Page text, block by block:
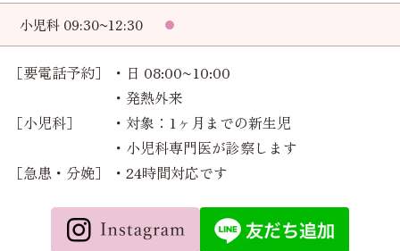
小児科 09:30~12:30
［要電話予約］
・日 08:00~10:00
・発熱外来
［小児科］
・対象：1ヶ月までの新生児
・小児科専門医が診察します
［急患・分娩］
・24時間対応です